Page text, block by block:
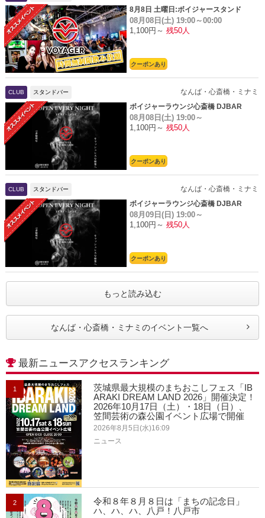
8月8日 土曜日:ボイジャースタンド
08月08日(土) 19:00～00:00
1,100円～ 残50人
クーポンあり
CLUB スタンドバー
なんば・心斎橋・ミナミ
ボイジャーラウンジ心斎橋 DJBAR
08月08日(土) 19:00～
1,100円～ 残50人
クーポンあり
CLUB スタンドバー
なんば・心斎橋・ミナミ
ボイジャーラウンジ心斎橋 DJBAR
08月09日(日) 19:00～
1,100円～ 残50人
クーポンあり
もっと読み込む
なんば・心斎橋・ミナミのイベント一覧へ
最新ニュースアクセスランキング
1
茨城県最大規模のまちおこしフェス「IB
ARAKI DREAM LAND 2026」開催決定！
2026年10月17日（土）・18日（日）、
笠間芸術の森公園イベント広場で開催
2026年8月5日(水)16:09
ニュース
2
令和８年８月８日は「まちの記念日」
ハ、ハ、ハ、八戸！八戸市